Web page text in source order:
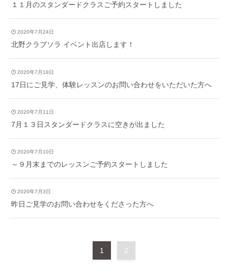
１１月のスタンダードクラスご予約スタートしました
2020年7月24日
北野クラブソラ イベント出店します！
2020年7月18日
17日にご見学、体験レッスンのお問い合わせをいただいた方へ
2020年7月11日
7月１３日スタンダードクラスに空きが出ました
2020年7月10日
～９月末までのレッスンご予約スタートしました
2020年7月3日
昨日ご見学のお問い合わせをくださった方へ
1 2